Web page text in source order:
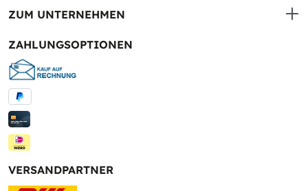
ZUM UNTERNEHMEN
ZAHLUNGSOPTIONEN
VERSANDPARTNER